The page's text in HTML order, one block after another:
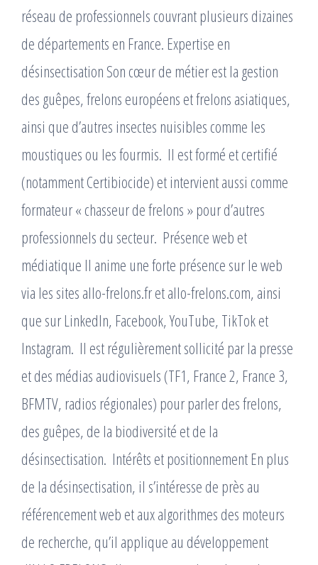
réseau de professionnels couvrant plusieurs dizaines
de départements en France. Expertise en
désinsectisation Son cœur de métier est la gestion
des guêpes, frelons européens et frelons asiatiques,
ainsi que d’autres insectes nuisibles comme les
moustiques ou les fourmis. ​ Il est formé et certifié
(notamment Certibiocide) et intervient aussi comme
formateur « chasseur de frelons » pour d’autres
professionnels du secteur. ​ Présence web et
médiatique Il anime une forte présence sur le web
via les sites allo-frelons.fr et allo-frelons.com, ainsi
que sur LinkedIn, Facebook, YouTube, TikTok et
Instagram. ​ Il est régulièrement sollicité par la presse
et des médias audiovisuels (TF1, France 2, France 3,
BFMTV, radios régionales) pour parler des frelons,
des guêpes, de la biodiversité et de la
désinsectisation. ​ Intérêts et positionnement En plus
de la désinsectisation, il s’intéresse de près au
référencement web et aux algorithmes des moteurs
de recherche, qu’il applique au développement